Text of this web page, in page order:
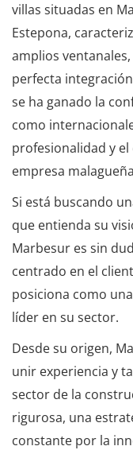
villas situadas en
Estepona,
amplios
perfecta
se ha ganado la
como
profesionalidad y
empresa
Si está buscando
que entienda su
Marbesur es sin
centrado en el
posiciona como una
líder en su sector.
Desde su origen,
unir experiencia y
sector de la
rigurosa, una
constante por la